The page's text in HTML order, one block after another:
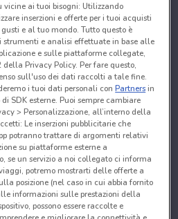
ai tuoi bisogni: Utilizzando
inserzioni e offerte per i tuoi acquisti
e al tuo mondo. Tutto questo è
strumenti e analisi effettuate in base alle
e sulle piattaforme collegate,
Privacy Policy. Per fare questo,
sull'uso dei dati raccolti a tale fine.
i tuoi dati personali conPartnersin
SDK esterne. Puoi sempre cambiare
> Personalizzazione, all’interno della
Le inserzioni pubblicitarie che
potranno trattare di argomenti relativi
su piattaforme esterne a
se un servizio a noi collegato ci informa
potremo mostrarti delle offerte a
posizione (nel caso in cui abbia fornito
informazioni sulle prestazioni della
possono essere raccolte e